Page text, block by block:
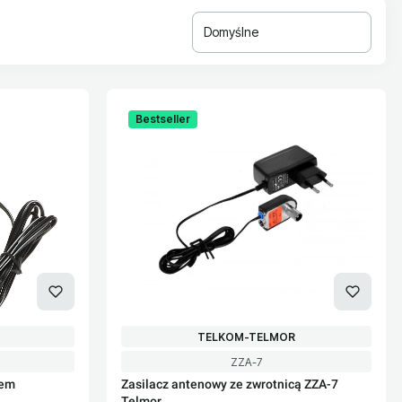
Domyślne
Bestseller
Kod produktu
ZZA-7
Zasilacz antenowy ze zwrotnicą ZZA-7
PRODUCENT
TELKOM-TELMOR